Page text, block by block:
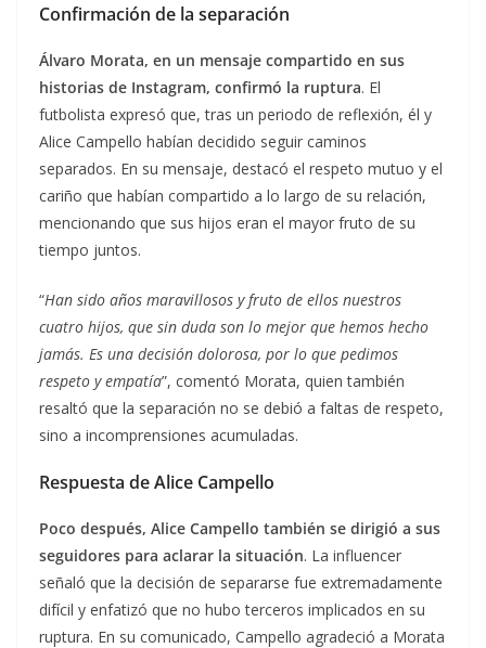
Confirmación de la separación
Álvaro Morata, en un mensaje compartido en sus
historias de Instagram, confirmó la ruptura. El
futbolista expresó que, tras un periodo de reflexión, él y
Alice Campello habían decidido seguir caminos
separados. En su mensaje, destacó el respeto mutuo y el
cariño que habían compartido a lo largo de su relación,
mencionando que sus hijos eran el mayor fruto de su
tiempo juntos.
“Han sido años maravillosos y fruto de ellos nuestros
cuatro hijos, que sin duda son lo mejor que hemos hecho
jamás. Es una decisión dolorosa, por lo que pedimos
respeto y empatía”, comentó Morata, quien también
resaltó que la separación no se debió a faltas de respeto,
sino a incomprensiones acumuladas.
Respuesta de Alice Campello
Poco después, Alice Campello también se dirigió a sus
seguidores para aclarar la situación. La influencer
señaló que la decisión de separarse fue extremadamente
difícil y enfatizó que no hubo terceros implicados en su
ruptura. En su comunicado, Campello agradeció a Morata